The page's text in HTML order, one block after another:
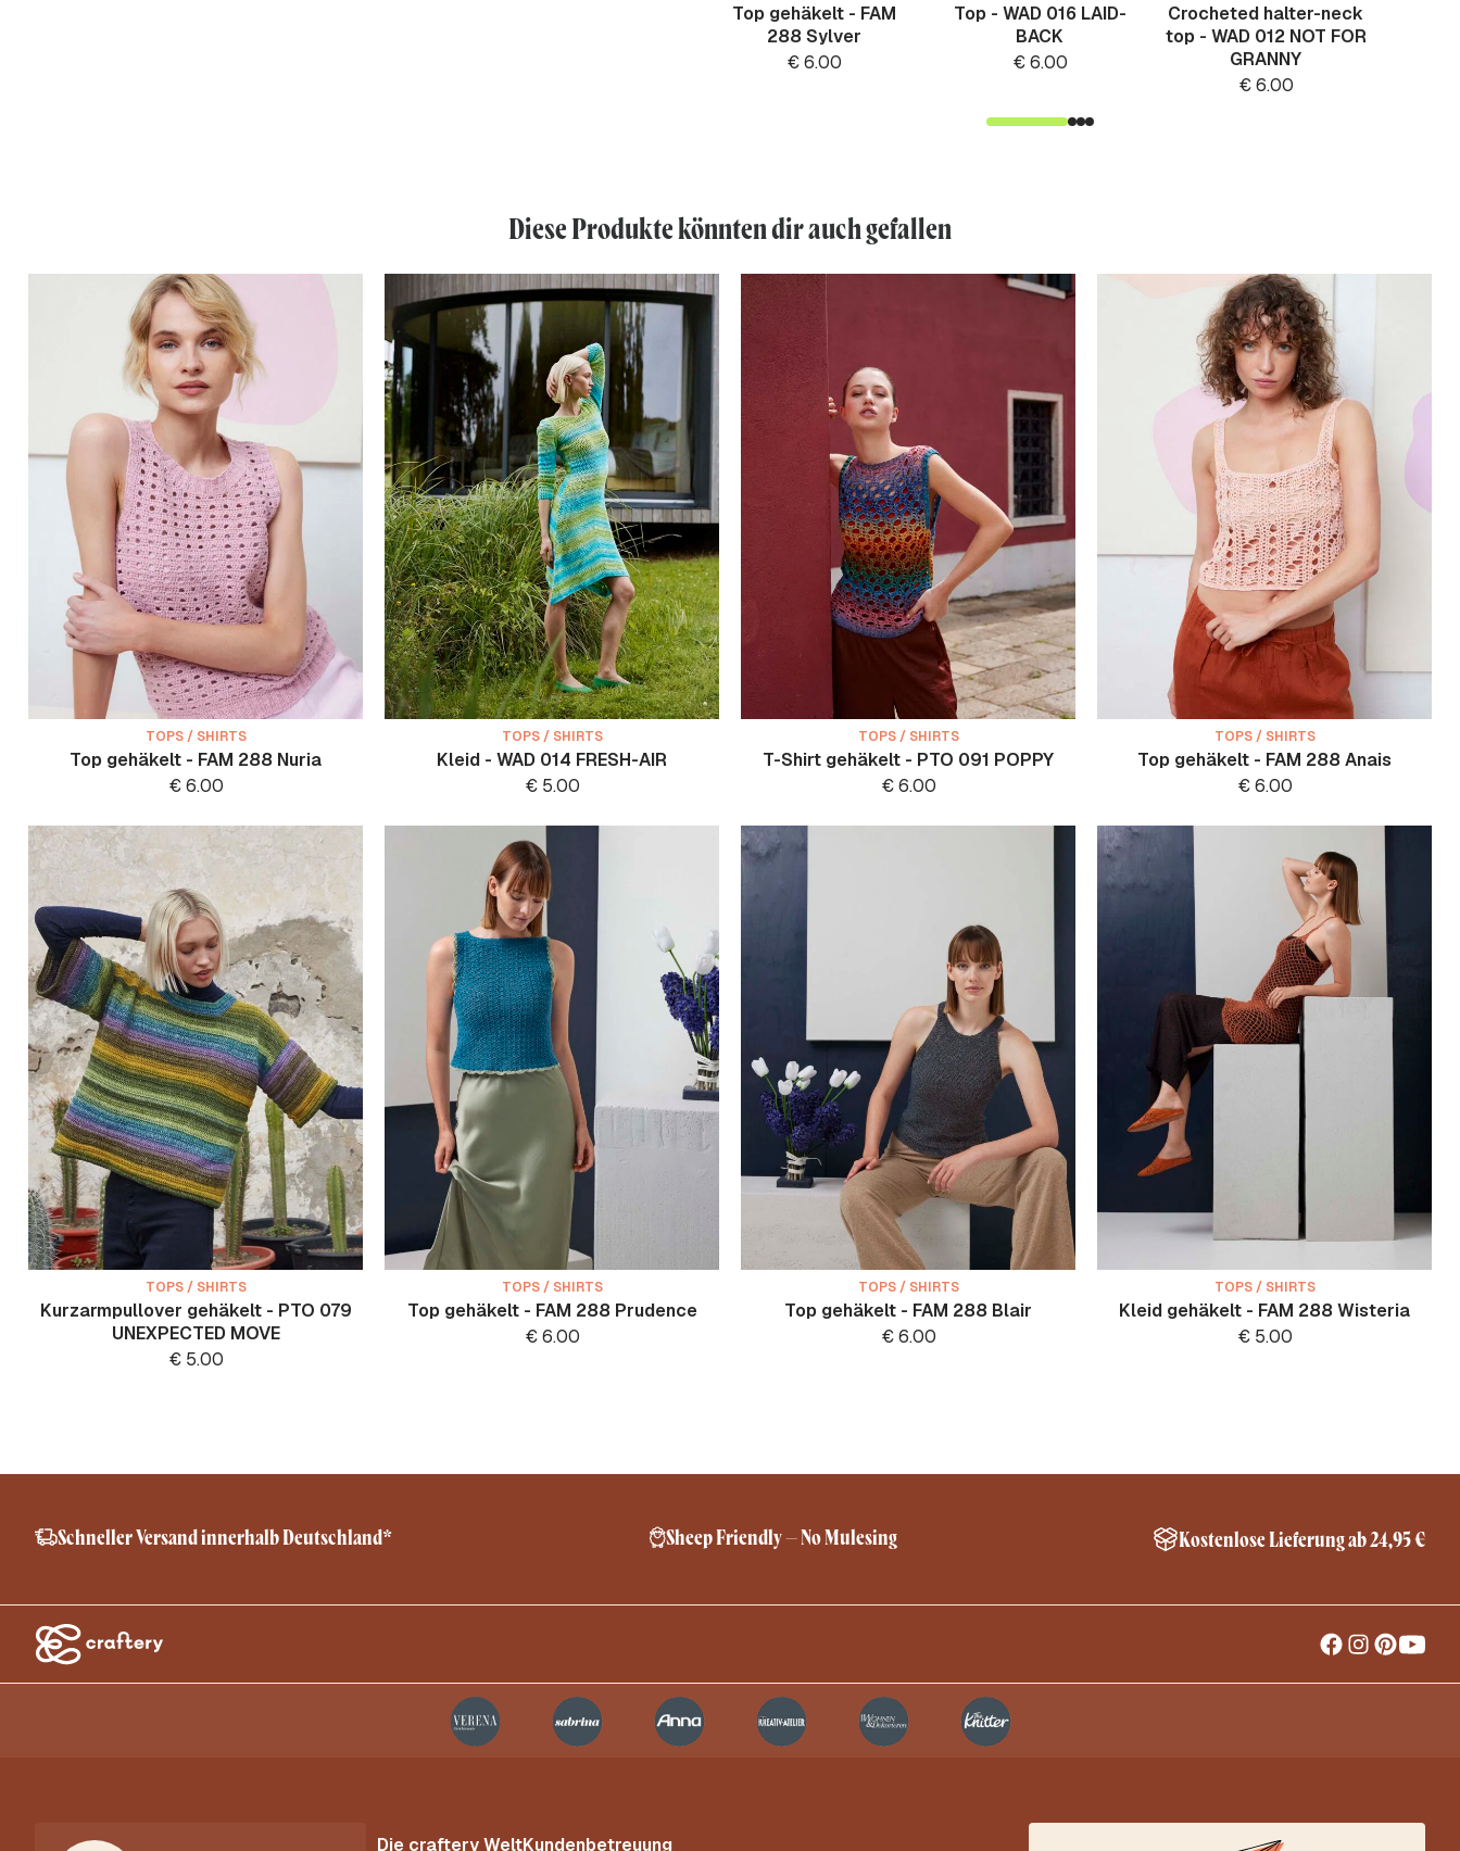
Top gehäkelt - FAM
288 Sylver
€6.00
Top - WAD 016 LAID-
BACK
€6.00
Crocheted halter-neck
top - WAD 012 NOT FOR
GRANNY
€6.00
Diese Produkte könnten dir auch gefallen
TOPS / SHIRTS
Top gehäkelt - FAM 288 Nuria
€6.00
TOPS / SHIRTS
Kleid - WAD 014 FRESH-AIR
€5.00
TOPS / SHIRTS
T-Shirt gehäkelt - PTO 091 POPPY
€6.00
TOPS / SHIRTS
Top gehäkelt - FAM 288 Anais
€6.00
TOPS / SHIRTS
Kurzarmpullover gehäkelt - PTO 079
UNEXPECTED MOVE
€5.00
TOPS / SHIRTS
Top gehäkelt - FAM 288 Prudence
€6.00
TOPS / SHIRTS
Top gehäkelt - FAM 288 Blair
€6.00
TOPS / SHIRTS
Kleid gehäkelt - FAM 288 Wisteria
€5.00
Schneller Versand innerhalb Deutschland* Sheep Friendly – No Mulesing Kostenlose Lieferung ab 24,95 €
Die craftery WeltKundenbetreuung